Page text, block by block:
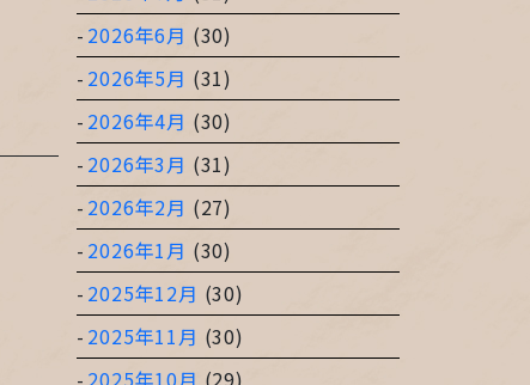
2026年6月 (30)
2026年5月 (31)
2026年4月 (30)
2026年3月 (31)
2026年2月 (27)
2026年1月 (30)
2025年12月 (30)
2025年11月 (30)
2025年10月 (29)